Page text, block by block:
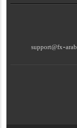
support@fx-